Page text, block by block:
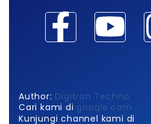
Author: Digitron Techno
Cari kami di google.com
Kunjungi channel kami di